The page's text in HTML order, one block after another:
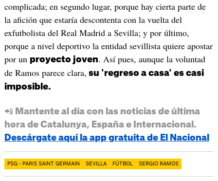
complicada; en segundo lugar, porque hay cierta parte de
la afición que estaría descontenta con la vuelta del
exfutbolista del Real Madrid a Sevilla; y por último,
porque a nivel deportivo la entidad sevillista quiere apostar
por un proyecto joven. Así pues, aunque la voluntad
de Ramos parece clara, su 'regreso a casa' es casi
imposible.
📲 Mantente al día con las noticias de última
hora de Catalunya, España e Internacional.
Descárgate aquí la app gratuita de El Nacional
PSG - PARIS SAINT GERMAIN SEVILLA FÚTBOL SERGIO RAMOS